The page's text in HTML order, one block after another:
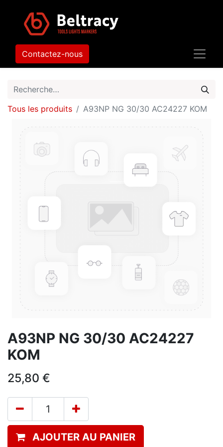
Contactez-nous
Tous les produits A93NP NG 30/30 AC24227 KOM
A93NP NG 30/30 AC24227
KOM
25,80 €
AJOUTER AU PANIER